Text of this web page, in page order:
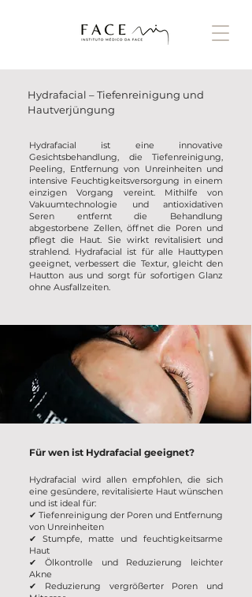
Hydrafacial – Tiefenreinigung und
Hautverjüngung
Hydrafacial ist eine innovative
Gesichtsbehandlung, die Tiefenreinigung,
Peeling, Entfernung von Unreinheiten und
intensive Feuchtigkeitsversorgung in einem
einzigen Vorgang vereint. Mithilfe von
Vakuumtechnologie und antioxidativen
Seren entfernt die Behandlung
abgestorbene Zellen, öffnet die Poren und
pflegt die Haut. Sie wirkt revitalisiert und
strahlend. Hydrafacial ist für alle Hauttypen
geeignet, verbessert die Textur, gleicht den
Hautton aus und sorgt für sofortigen Glanz
ohne Ausfallzeiten.
Für wen ist Hydrafacial geeignet?
Hydrafacial wird allen empfohlen, die sich
eine gesündere, revitalisierte Haut wünschen
und ist ideal für:
✔ Tiefenreinigung der Poren und Entfernung
von Unreinheiten
✔ Stumpfe, matte und feuchtigkeitsarme
Haut
✔ Ölkontrolle und Reduzierung leichter
Akne
✔ Reduzierung vergrößerter Poren und